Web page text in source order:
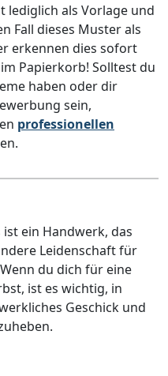
lediglich als Vorlage und
Fall dieses Muster als
erkennen dies sofort
Papierkorb! Solltest du
haben oder dir
sein,
professionellen
ein Handwerk, das
Leidenschaft für
du dich für eine
ist es wichtig, in
Geschick und